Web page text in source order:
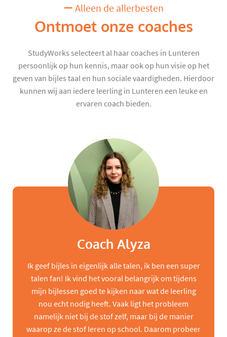
Alleen de allerbesten
Ontmoet onze coaches
StudyWorks selecteert al haar coaches in Lunteren
persoonlijk op hun kennis, maar ook op hun visie op het
geven van bijles taal en hun sociale vaardigheden. Hierdoor
kunnen wij aan iedere leerling in Lunteren een leuke en
ervaren coach bieden.
Coach Alyza
Ik geef bijles in eigenlijk alle talen, ik ben een super
talen fan! Ik vind het vooral belangrijk om tijdens
mijn bijlessen goed te kijken naar wat de leerling
nou echt nodig heeft. Vaak ligt het probleem
namelijk niet bij de stof zelf, maar bij de manier
waarop ze de stof leren op school. Daarom probeer